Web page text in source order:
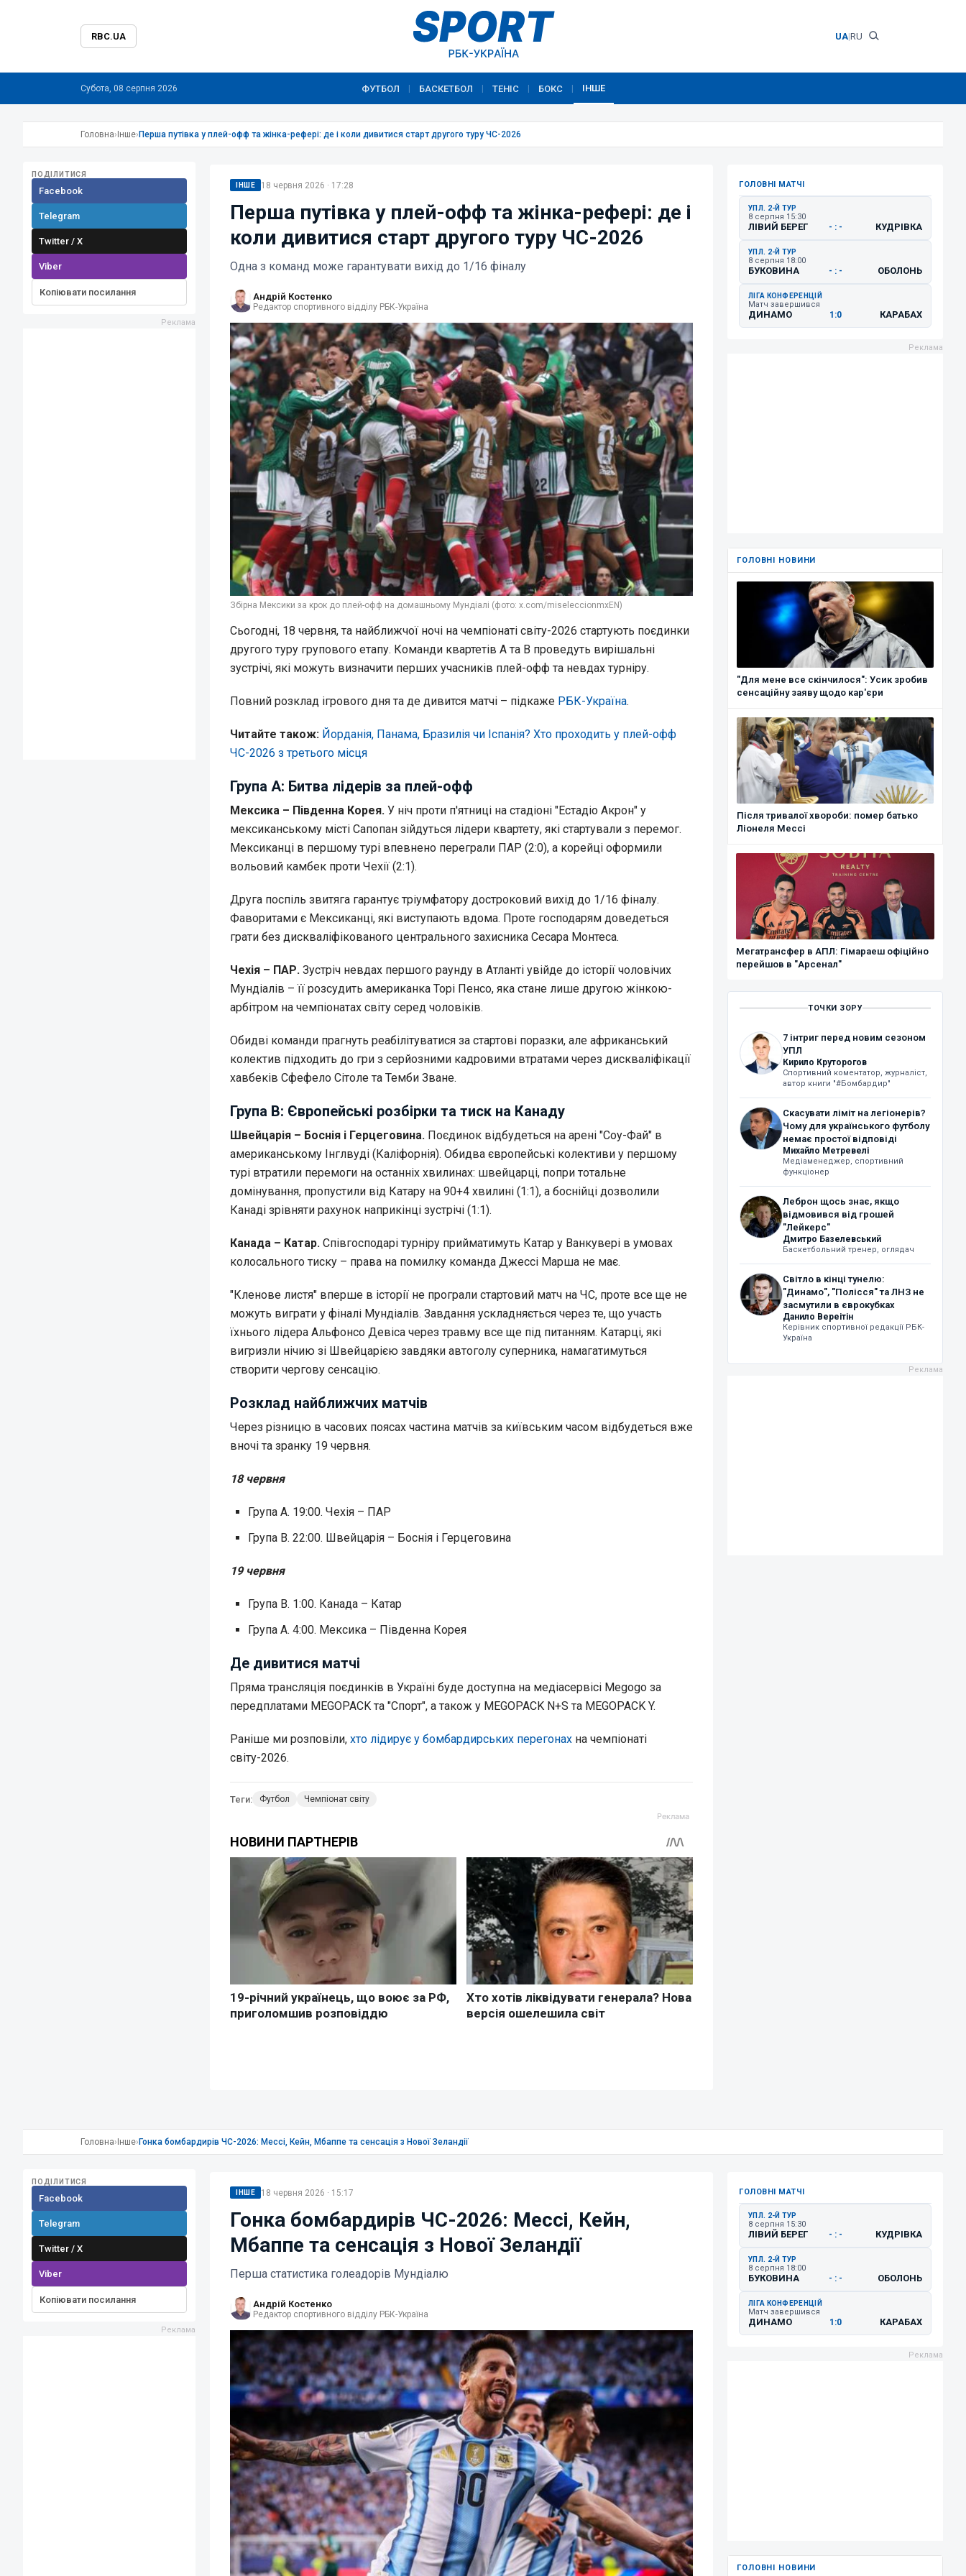
RBC.UA UA|RU
Субота, 08 серпня 2026 ФУТБОЛ БАСКЕТБОЛ ТЕНІС БОКС ІНШЕ
Головна› Інше› Перша путівка у плей-офф та жінка-рефері: де і коли дивитися старт другого туру ЧС-2026
ПОДІЛИТИСЯ
Facebook
Telegram
Twitter / X
Viber
Копіювати посилання
ІНШЕ 18 червня 2026 · 17:28
Перша путівка у плей-офф та жінка-рефері: де і
коли дивитися старт другого туру ЧС-2026
Одна з команд може гарантувати вихід до 1/16 фіналу
Андрій Костенко
Редактор спортивного відділу РБК-Україна
Збірна Мексики за крок до плей-офф на домашньому Мундіалі (фото: x.com/miseleccionmxEN)
Сьогодні, 18 червня, та найближчої ночі на чемпіонаті світу-2026 стартують поєдинки
другого туру групового етапу. Команди квартетів A та B проведуть вирішальні
зустрічі, які можуть визначити перших учасників плей-офф та невдах турніру.
Повний розклад ігрового дня та де дивится матчі – підкаже РБК-Україна.
Читайте також: Йорданія, Панама, Бразилія чи Іспанія? Хто проходить у плей-офф
ЧС-2026 з третього місця
Група A: Битва лідерів за плей-офф
Мексика – Південна Корея. У ніч проти п'ятниці на стадіоні "Естадіо Акрон" у
мексиканському місті Сапопан зійдуться лідери квартету, які стартували з перемог.
Мексиканці в першому турі впевнено переграли ПАР (2:0), а корейці оформили
вольовий камбек проти Чехії (2:1).
Друга поспіль звитяга гарантує тріумфатору достроковий вихід до 1/16 фіналу.
Фаворитами є Мексиканці, які виступають вдома. Проте господарям доведеться
грати без дискваліфікованого центрального захисника Сесара Монтеса.
Чехія – ПАР. Зустріч невдах першого раунду в Атланті увійде до історії чоловічих
Мундіалів – її розсудить американка Торі Пенсо, яка стане лише другою жінкою-
арбітром на чемпіонатах світу серед чоловіків.
Обидві команди прагнуть реабілітуватися за стартові поразки, але африканський
колектив підходить до гри з серйозними кадровими втратами через дискваліфікації
хавбеків Сфефело Сітоле та Темби Зване.
Група B: Європейські розбірки та тиск на Канаду
Швейцарія – Боснія і Герцеговина. Поєдинок відбудеться на арені "Соу-Фай" в
американському Інглвуді (Каліфорнія). Обидва європейські колективи у першому
турі втратили перемоги на останніх хвилинах: швейцарці, попри тотальне
домінування, пропустили від Катару на 90+4 хвилині (1:1), а боснійці дозволили
Канаді зрівняти рахунок наприкінці зустрічі (1:1).
Канада – Катар. Співгосподарі турніру прийматимуть Катар у Ванкувері в умовах
колосального тиску – права на помилку команда Джессі Марша не має.
"Кленове листя" вперше в історії не програли стартовий матч на ЧС, проте все ще не
можуть виграти у фіналі Мундіалів. Завдання ускладняється через те, що участь
їхнього лідера Альфонсо Девіса через травму все ще під питанням. Катарці, які
вигризли нічию зі Швейцарією завдяки автоголу суперника, намагатимуться
створити чергову сенсацію.
Розклад найближчих матчів
Через різницю в часових поясах частина матчів за київським часом відбудеться вже
вночі та зранку 19 червня.
18 червня
Група А. 19:00. Чехія – ПАР
Група B. 22:00. Швейцарія – Боснія і Герцеговина
19 червня
Група B. 1:00. Канада – Катар
Група А. 4:00. Мексика – Південна Корея
Де дивитися матчі
Пряма трансляція поєдинків в Україні буде доступна на медіасервісі Megogo за
передплатами MEGOPACK та "Спорт", а також у MEGOPACK N+S та MEGOPACK Y.
Раніше ми розповіли, хто лідирує у бомбардирських перегонах на чемпіонаті
світу-2026.
Теги: Футбол Чемпіонат світу
ГОЛОВНІ МАТЧІ
УПЛ. 2-Й ТУР
8 серпня 15:30
ЛІВИЙ БЕРЕГ - : - КУДРІВКА
УПЛ. 2-Й ТУР
8 серпня 18:00
БУКОВИНА - : - ОБОЛОНЬ
ЛІГА КОНФЕРЕНЦІЙ
Матч завершився
ДИНАМО 1:0 КАРАБАХ
ГОЛОВНІ НОВИНИ
"Для мене все скінчилося": Усик зробив
сенсаційну заяву щодо кар'єри
Після тривалої хвороби: помер батько
Ліонеля Мессі
Мегатрансфер в АПЛ: Гімараеш офіційно
перейшов в "Арсенал"
ТОЧКИ ЗОРУ
7 інтриг перед новим сезоном
УПЛ
Кирило Круторогов
Спортивний коментатор, журналіст,
автор книги "#Бомбардир"
Скасувати ліміт на легіонерів?
Чому для українського футболу
немає простої відповіді
Михайло Метревелі
Медіаменеджер, спортивний
функціонер
Леброн щось знає, якщо
відмовився від грошей
"Лейкерс"
Дмитро Базелевський
Баскетбольний тренер, оглядач
Світло в кінці тунелю:
"Динамо", "Полісся" та ЛНЗ не
засмутили в єврокубках
Данило Вереітін
Керівник спортивної редакції РБК-
Україна
Головна› Інше› Гонка бомбардирів ЧС-2026: Мессі, Кейн, Мбаппе та сенсація з Нової Зеландії
ПОДІЛИТИСЯ
Facebook
Telegram
Twitter / X
Viber
Копіювати посилання
ІНШЕ 18 червня 2026 · 15:17
Гонка бомбардирів ЧС-2026: Мессі, Кейн,
Мбаппе та сенсація з Нової Зеландії
Перша статистика голеадорів Мундіалю
Андрій Костенко
Редактор спортивного відділу РБК-Україна
ГОЛОВНІ МАТЧІ
УПЛ. 2-Й ТУР
8 серпня 15:30
ЛІВИЙ БЕРЕГ - : - КУДРІВКА
УПЛ. 2-Й ТУР
8 серпня 18:00
БУКОВИНА - : - ОБОЛОНЬ
ЛІГА КОНФЕРЕНЦІЙ
Матч завершився
ДИНАМО 1:0 КАРАБАХ
ГОЛОВНІ НОВИНИ